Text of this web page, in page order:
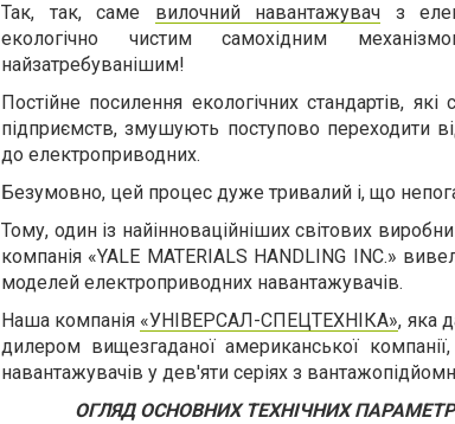
Так, так, саме вилочний навантажувач з
екологічно чистим самохідним
найзатребуванішим!
Постійне посилення екологічних стандартів,
підприємств, змушують поступово переходити
до електроприводних.
Безумовно, цей процес дуже тривалий і, що
Тому, один із найінноваційніших світових
компанія «YALE MATERIALS HANDLING INC.»
моделей електроприводних навантажувачів.
Наша компанія «УНІВЕРСАЛ-СПЕЦТЕХНІКА», яка
дилером вищезгаданої американської
навантажувачів у дев'яти серіях з
ОГЛЯД ОСНОВНИХ ТЕХНІЧНИХ